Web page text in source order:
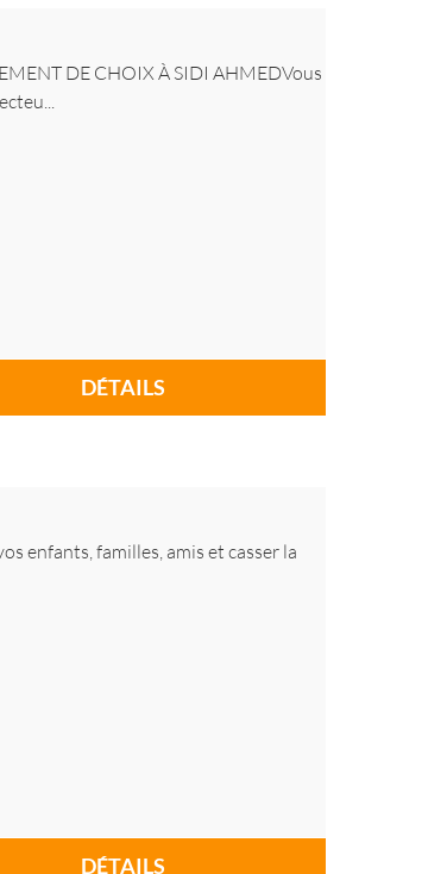
DE CHOIX À SIDI AHMEDVous
DÉTAILS
enfants, familles, amis et casser la
DÉTAILS